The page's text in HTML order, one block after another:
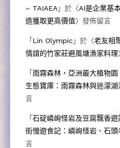
– TAIAEA」於〈AI是企業基
造獲取更高價值〉發佈留言
「 Lin Olympic 」於〈老友相
情誼的竹家莊避風塘漁家料理
「雨霧森林，亞洲最大植物
生態寶庫：雨霧森林與迷濛湖
言
「石碇嶙峋怪岩及豆腐飄香
街慢遊食記：嶙峋怪岩、石
言